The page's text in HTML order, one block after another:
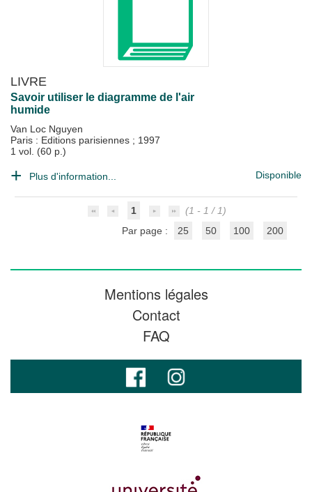
LIVRE
Savoir utiliser le diagramme de l'air
humide
Van Loc Nguyen
Paris : Editions parisiennes ; 1997
1 vol. (60 p.)
Plus d'information... Disponible
1
(1 - 1 / 1)
Par page :
25 50 100 200
Mentions légales
Contact
FAQ